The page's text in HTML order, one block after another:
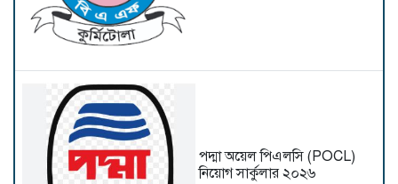
পদ্মা অয়েল পিএলসি (POCL)
নিয়োগ সার্কুলার ২০২৬